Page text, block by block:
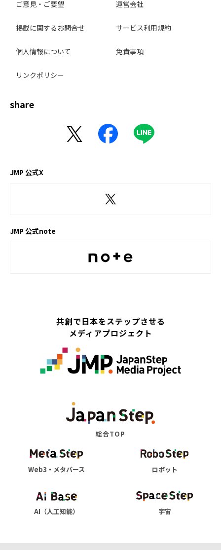
ご意見・ご要望 運営会社
掲載に関するお問合せ サービス利用規約
個人情報について 免責事項
リンクポリシー
share
JMP 公式X
JMP 公式note
共創で日本をステップさせる
メディアプロジェクト
総合TOP
Web3・メタバース ロボット
AI（人工知能） 宇宙